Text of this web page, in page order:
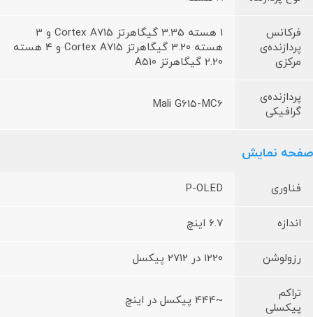
فرکانس
پردازنده‌ی
مرکزی
1 هسته 3.35 گیگاهرتز Cortex A715 و 3
هسته 3.20 گیگاهرتز Cortex A715 و 4 هسته
2.20 گیگاهرتز A510
پردازنده‌ی
گرافیکی
Mali G615-MC6
صفحه نمایش
فناوری P-OLED
اندازه 6.7 اینچ
رزولوشن 1220 در 2712 پیکسل
تراکم
پیکسلی
~444 پیکسل در اینچ